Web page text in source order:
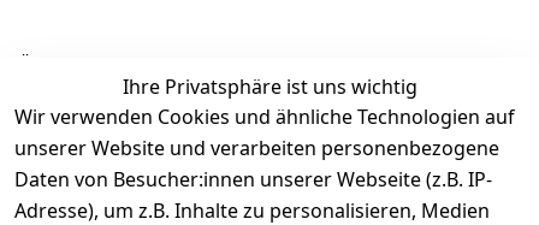
Ähnliche Produkte
Ihre Privatsphäre ist uns wichtig
Wir verwenden Cookies und ähnliche Technologien auf
unserer Website und verarbeiten personenbezogene
Daten von Besucher:innen unserer Webseite (z.B. IP-
Adresse), um z.B. Inhalte zu personalisieren, Medien